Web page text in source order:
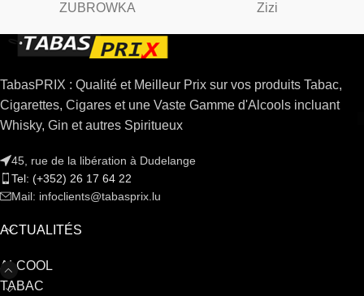
ZUBROWKA Zizi
TabasPRIX : Qualité et Meilleur Prix sur vos produits Tabac,
Cigarettes, Cigares et une Vaste Gamme d'Alcools incluant
Whisky, Gin et autres Spiritueux
45, rue de la libération à Dudelange
Tel: (+352) 26 17 64 22
Mail: infoclients@tabasprix.lu
ACTUALITÉS
ALCOOL
TABAC